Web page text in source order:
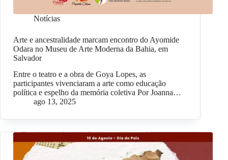
Notícias
Arte e ancestralidade marcam encontro do Ayomide
Odara no Museu de Arte Moderna da Bahia, em
Salvador
Entre o teatro e a obra de Goya Lopes, as
participantes vivenciaram a arte como educação
política e espelho da memória coletiva Por Joanna…
ago 13, 2025